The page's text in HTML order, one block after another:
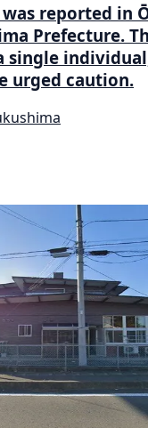
reported in
Prefecture.
single
urged caution.